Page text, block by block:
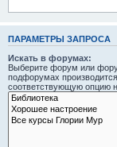
ПАРАМЕТРЫ ЗАПРОСА
Искать в форумах:
Выберите форум или
подфорумах
соответствующую опцию